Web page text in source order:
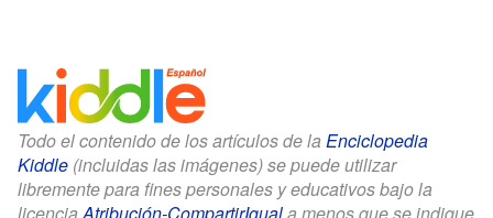
Todo el contenido de los artículos de la Enciclopedia
Kiddle (incluidas las imágenes) se puede utilizar
libremente para fines personales y educativos bajo la
licencia Atribución-CompartirIguala menos que se indique